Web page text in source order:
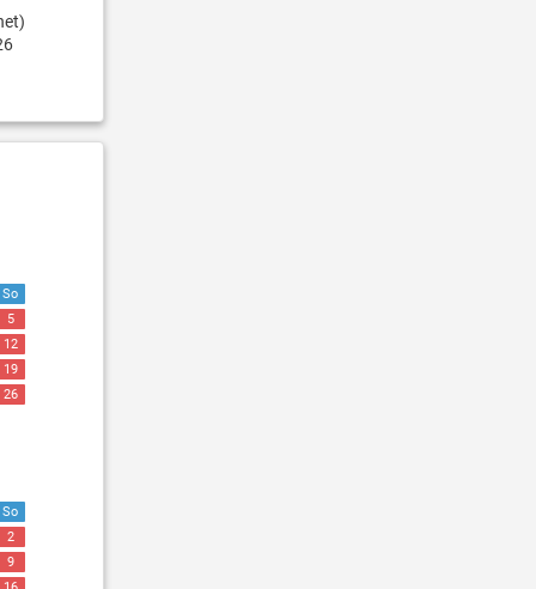
So
5
12
19
26
So
2
9